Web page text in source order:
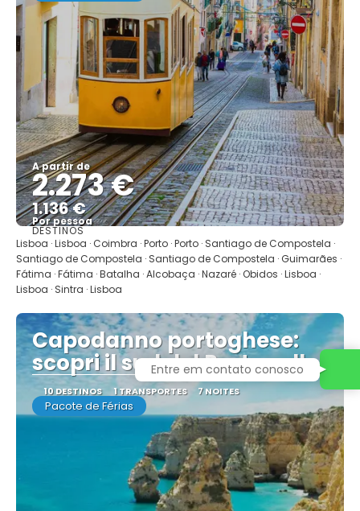
A partir de
2.273 €
1.136 €
Por pessoa
Mostrar
DESTINOS
Lisboa · Lisboa · Coimbra · Porto · Porto · Santiago de Compostela ·
Santiago de Compostela · Santiago de Compostela · Guimarães ·
Fátima · Fátima · Batalha · Alcobaça · Nazaré · Obidos · Lisboa ·
Lisboa · Sintra · Lisboa
Capodanno portoghese:
scopri il sud del Portogallo
10 DESTINOS 1 TRANSPORTES 7 NOITES
Pacote de Férias